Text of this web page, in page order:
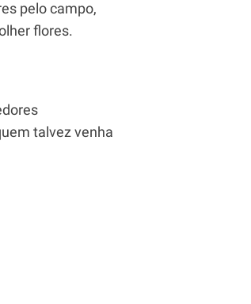
pelo campo,
flores.
talvez venha